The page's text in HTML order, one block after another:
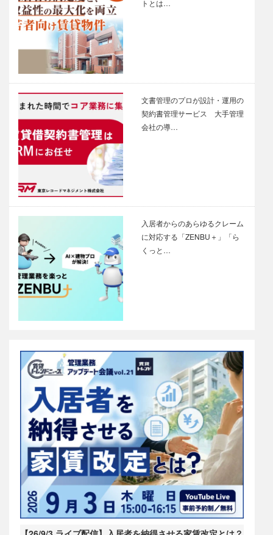
トとは…
文書管理のプロが設計・運用の
契約書管理サービス 大手管理
会社の導…
入居者からのあらゆるクレーム
に対応する「ZENBU＋」「ら
くっと…